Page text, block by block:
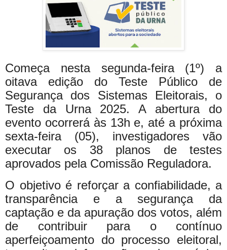
Começa nesta segunda-feira (1º) a
oitava edição do Teste Público de
Segurança dos Sistemas Eleitorais, o
Teste da Urna 2025. A abertura do
evento ocorrerá às 13h e, até a próxima
sexta-feira (05), investigadores vão
executar os 38 planos de testes
aprovados pela Comissão Reguladora.
O objetivo é reforçar a confiabilidade, a
transparência e a segurança da
captação e da apuração dos votos, além
de contribuir para o contínuo
aperfeiçoamento do processo eleitoral,